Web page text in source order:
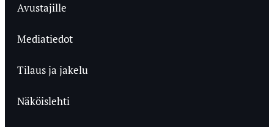
Avustajille
Mediatiedot
Tilaus ja jakelu
Näköislehti